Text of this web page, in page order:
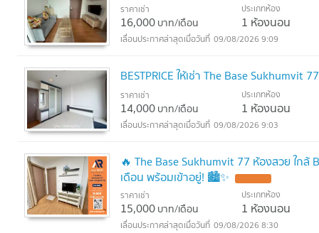
ราคาเช่า
16,000บาท/เดือน
ประเภทห้อง
1 ห้องนอน
09/08/2026 9:09
BESTPRICE ให้เช่า The Base
ราคาเช่า
14,000บาท/เดือน
ประเภทห้อง
1 ห้องนอน
09/08/2026 9:03
🔥 The Base Sukhumvit 77 ห้องสวย ใก
เดือน พร้อมเข้าอยู่! 🏙️✨
ราคาเช่า
15,000บาท/เดือน
ประเภทห้อง
1 ห้องนอน
09/08/2026 8:30